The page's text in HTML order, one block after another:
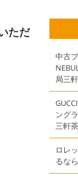
ただ
中古
局三
ング
三軒
ロレ
るな